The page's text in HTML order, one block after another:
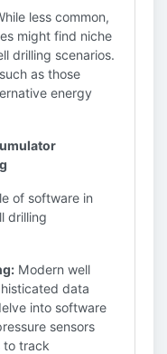
less common,
might find niche
drilling scenarios.
as those
energy
of software in
drilling
Modern well
data
into software
sensors
to track